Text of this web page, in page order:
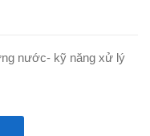
nước- kỹ năng xử lý